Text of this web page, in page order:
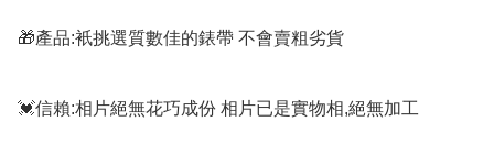
🎁產品:衹挑選質數佳的錶帶 不會賣粗劣貨
💓信賴:相片絕無花巧成份 相片已是實物相,絕無加工